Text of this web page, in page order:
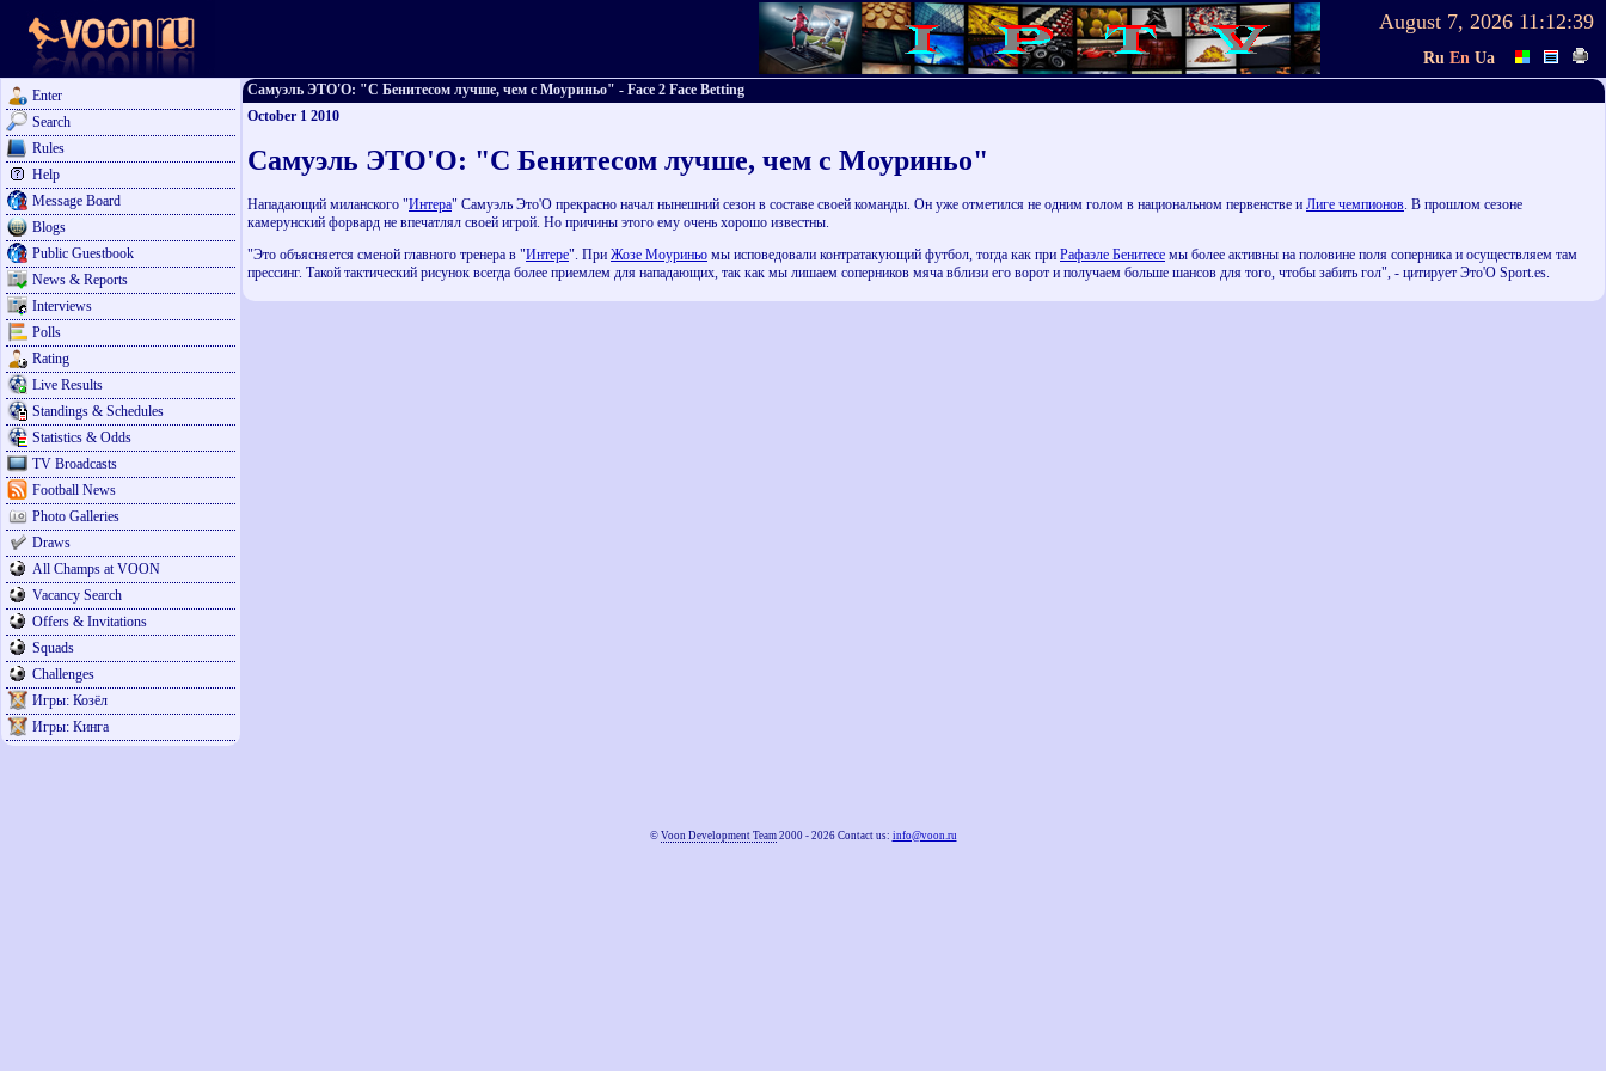
August 7, 2026 11:12:39
Ru En Ua
Enter
Search
Rules
Help
Message Board
Blogs
Public Guestbook
News & Reports
Interviews
Polls
Rating
Live Results
Standings & Schedules
Statistics & Odds
TV Broadcasts
Football News
Photo Galleries
Draws
All Champs at VOON
Vacancy Search
Offers & Invitations
Squads
Challenges
Игры: Козёл
Игры: Кинга
Самуэль ЭТО'О: "С Бенитесом лучше, чем с Моуриньо" - Face 2 Face Betting
October 1 2010
Самуэль ЭТО'О: "С Бенитесом лучше, чем с Моуриньо"
Нападающий миланского "Интера" Самуэль Это'О прекрасно начал нынешний сезон в составе своей команды. Он уже отметился не одним голом в национальном первенстве и Лиге чемпионов. В прошлом сезоне
камерунский форвард не впечатлял своей игрой. Но причины этого ему очень хорошо известны.
"Это объясняется сменой главного тренера в "Интере". При Жозе Моуриньо мы исповедовали контратакующий футбол, тогда как при Рафаэле Бенитесе мы более активны на половине поля соперника и осуществляем там
прессинг. Такой тактический рисунок всегда более приемлем для нападающих, так как мы лишаем соперников мяча вблизи его ворот и получаем больше шансов для того, чтобы забить гол", - цитирует Это'О Sport.es.
© Voon Development Team2000 - 2026 Contact us: info@voon.ru